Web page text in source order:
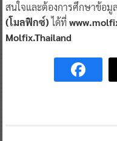
สนใจและต้องการศึกษาข้อ
(โมลฟิกซ์)ได้ที่
Molfix.Thailand